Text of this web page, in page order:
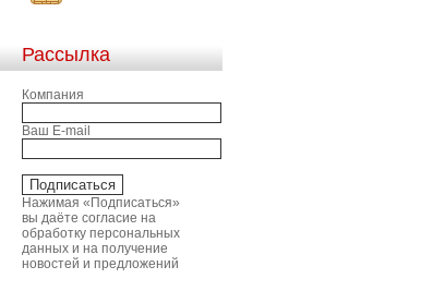
Рассылка
Компания
Ваш E-mail
Нажимая «Подписаться»
вы даёте согласие на
обработку персональных
данных и на получение
новостей и предложений